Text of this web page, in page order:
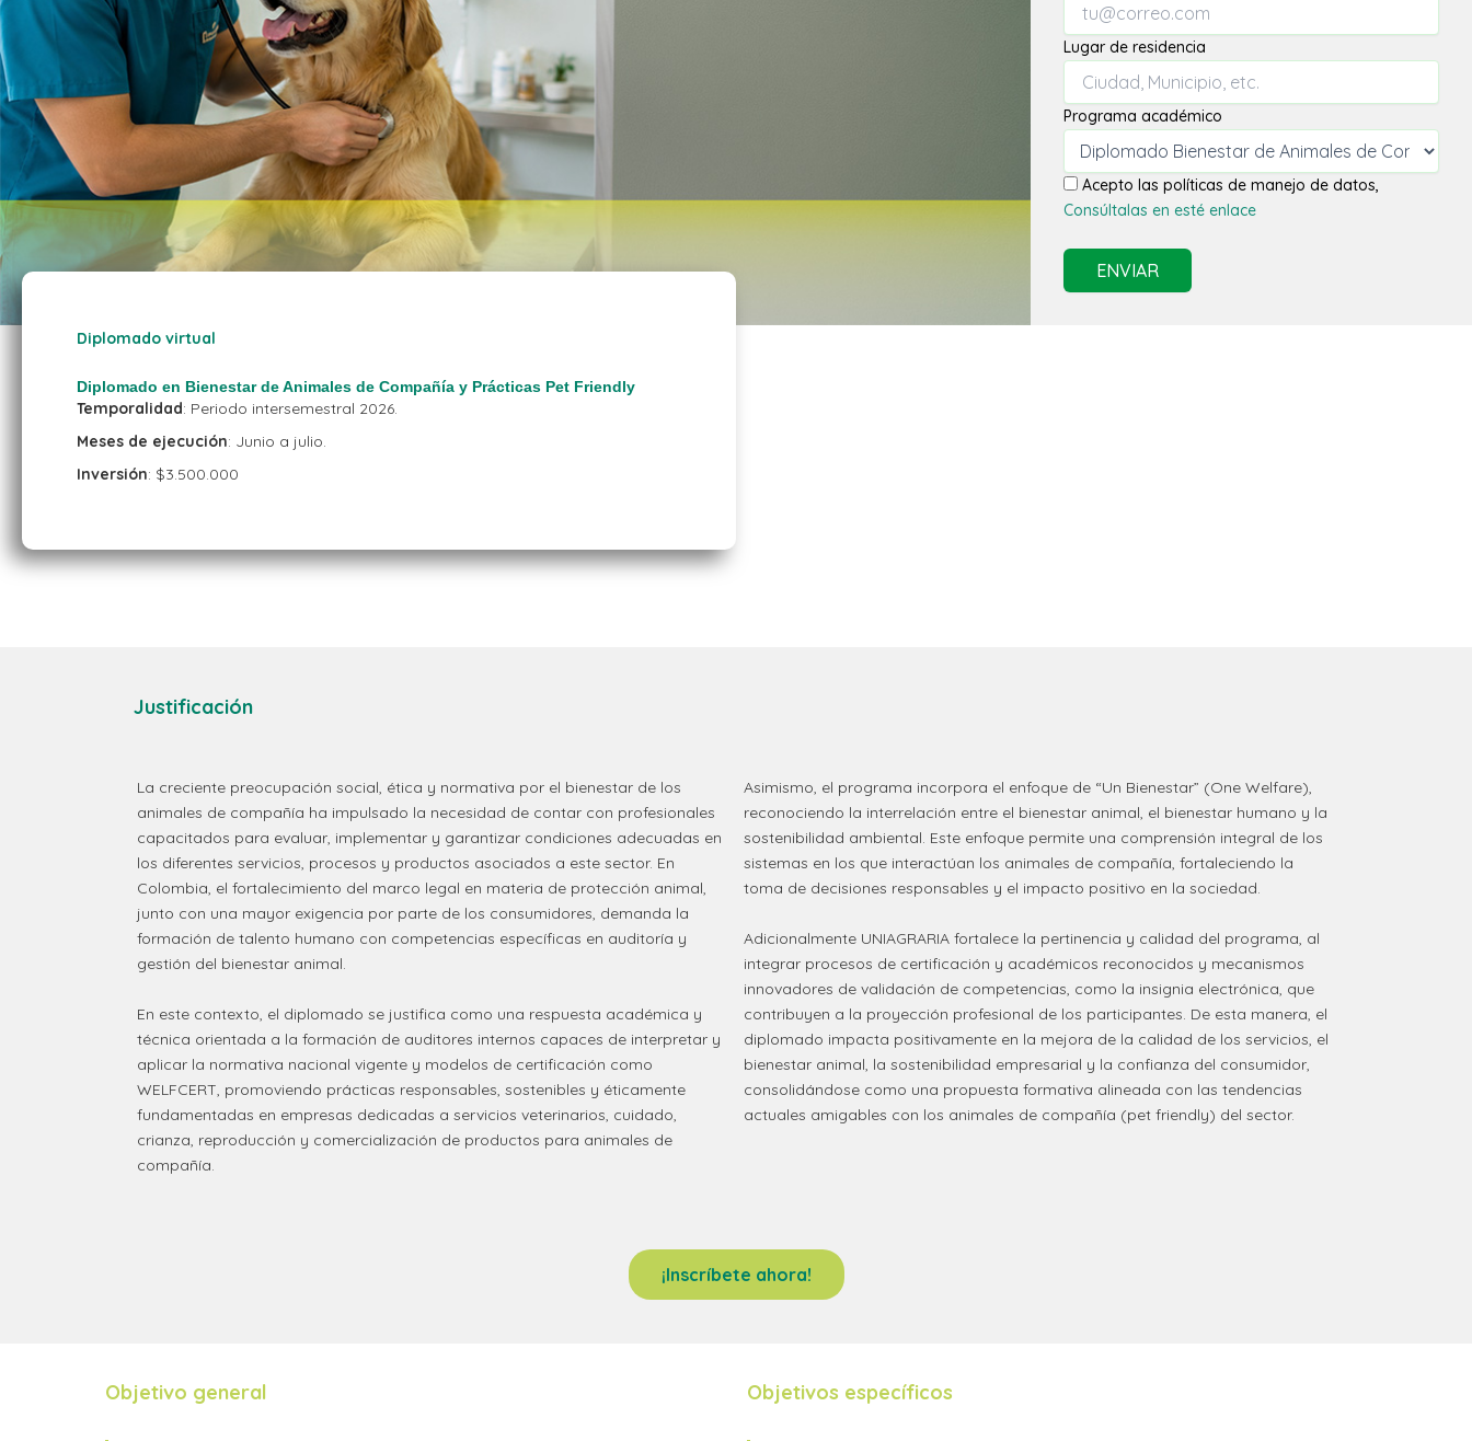
Lugar de residencia
Programa académico
Acepto las políticas de manejo de datos,
Consúltalas en esté enlace
ENVIAR
Diplomado virtual
Diplomado en Bienestar de Animales de Compañía y Prácticas Pet Friendly
Temporalidad: Periodo intersemestral 2026.
Meses de ejecución: Junio a julio.
Inversión: $3.500.000
Justificación
La creciente preocupación social, ética y normativa por el bienestar de los
animales de compañía ha impulsado la necesidad de contar con profesionales
capacitados para evaluar, implementar y garantizar condiciones adecuadas en
los diferentes servicios, procesos y productos asociados a este sector. En
Colombia, el fortalecimiento del marco legal en materia de protección animal,
junto con una mayor exigencia por parte de los consumidores, demanda la
formación de talento humano con competencias específicas en auditoría y
gestión del bienestar animal.
En este contexto, el diplomado se justifica como una respuesta académica y
técnica orientada a la formación de auditores internos capaces de interpretar y
aplicar la normativa nacional vigente y modelos de certificación como
WELFCERT, promoviendo prácticas responsables, sostenibles y éticamente
fundamentadas en empresas dedicadas a servicios veterinarios, cuidado,
crianza, reproducción y comercialización de productos para animales de
compañía.
Asimismo, el programa incorpora el enfoque de “Un Bienestar” (One Welfare),
reconociendo la interrelación entre el bienestar animal, el bienestar humano y la
sostenibilidad ambiental. Este enfoque permite una comprensión integral de los
sistemas en los que interactúan los animales de compañía, fortaleciendo la
toma de decisiones responsables y el impacto positivo en la sociedad.
Adicionalmente UNIAGRARIA fortalece la pertinencia y calidad del programa, al
integrar procesos de certificación y académicos reconocidos y mecanismos
innovadores de validación de competencias, como la insignia electrónica, que
contribuyen a la proyección profesional de los participantes. De esta manera, el
diplomado impacta positivamente en la mejora de la calidad de los servicios, el
bienestar animal, la sostenibilidad empresarial y la confianza del consumidor,
consolidándose como una propuesta formativa alineada con las tendencias
actuales amigables con los animales de compañía (pet friendly) del sector.
¡Inscríbete ahora!
Objetivo general Objetivos específicos